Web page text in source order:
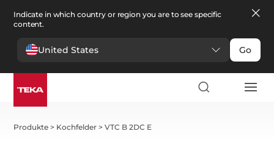
Indicate in which country or region you are to see specific
content.
United States Go
Produkte > Kochfelder >VTC B 2DC E